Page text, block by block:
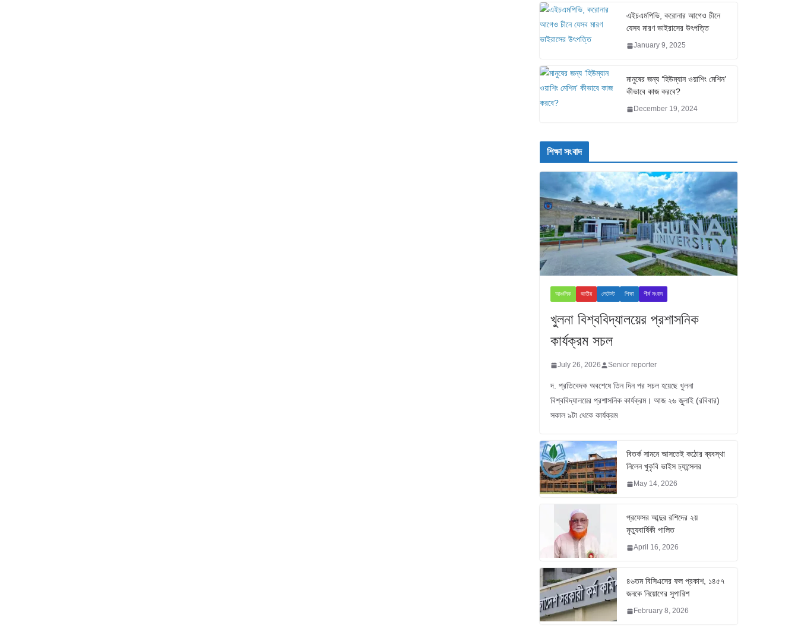
এইচএমপিভি, করোনার আগেও চীনে
যেসব মারণ ভাইরাসের উৎপত্তি
January 9, 2025
মানুষের জন্য ‘হিউম্যান ওয়াশিং মেশিন’
কীভাবে কাজ করবে?
December 19, 2024
শিক্ষা সংবাদ
আঞ্চলিক জাতীয় লেটেস্ট শিক্ষা শীর্ষ সংবাদ
খুলনা বিশ্ববিদ্যালয়ের প্রশাসনিক
কার্যক্রম সচল
July 26, 2026 Senior reporter
দ. প্রতিবেদক অবশেষে তিন দিন পর সচল হয়েছে খুলনা
বিশ্ববিদ্যালয়ের প্রশাসনিক কার্যক্রম। আজ ২৬ জুুলাই (রবিবার)
সকাল ৯টা থেকে কার্যক্রম
বিতর্ক সামনে আসতেই কঠোর ব্যবস্থা
নিলেন খুকৃবি ভাইস চ্যান্সেলর
May 14, 2026
প্রফেসর আব্দুর রশিদের ২য়
মৃত্যুবার্ষিকী পালিত
April 16, 2026
৪৬তম বিসিএসের ফল প্রকাশ, ১৪৫৭
জনকে নিয়োগের সুপারিশ
February 8, 2026